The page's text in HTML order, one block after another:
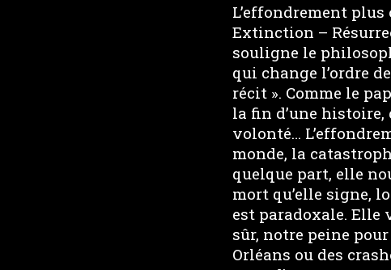
L’effondrement
Extinction –
souligne le
qui change l’ordre
récit ». Comme le
la fin d’une histoire,
volonté…
monde, la
quelque part, elle
mort qu’elle signe,
est paradoxale. Elle
sûr, notre peine
Orléans ou des